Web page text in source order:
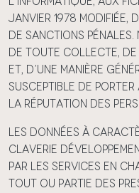
janvier 1978
de sanctions pénales.
de toute collecte,
et, d’une manière
susceptible de porter
la réputation des
Les données à
Claverie
par les services en
tout ou partie des